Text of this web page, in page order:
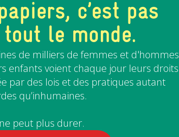
c’est pas
le monde.
de milliers de femmes et d'hommes
enfants voient chaque jour leurs droits
par des lois et des pratiques autant
qu’inhumaines.
peut plus durer.